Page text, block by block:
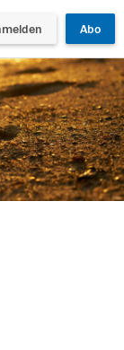
Abo